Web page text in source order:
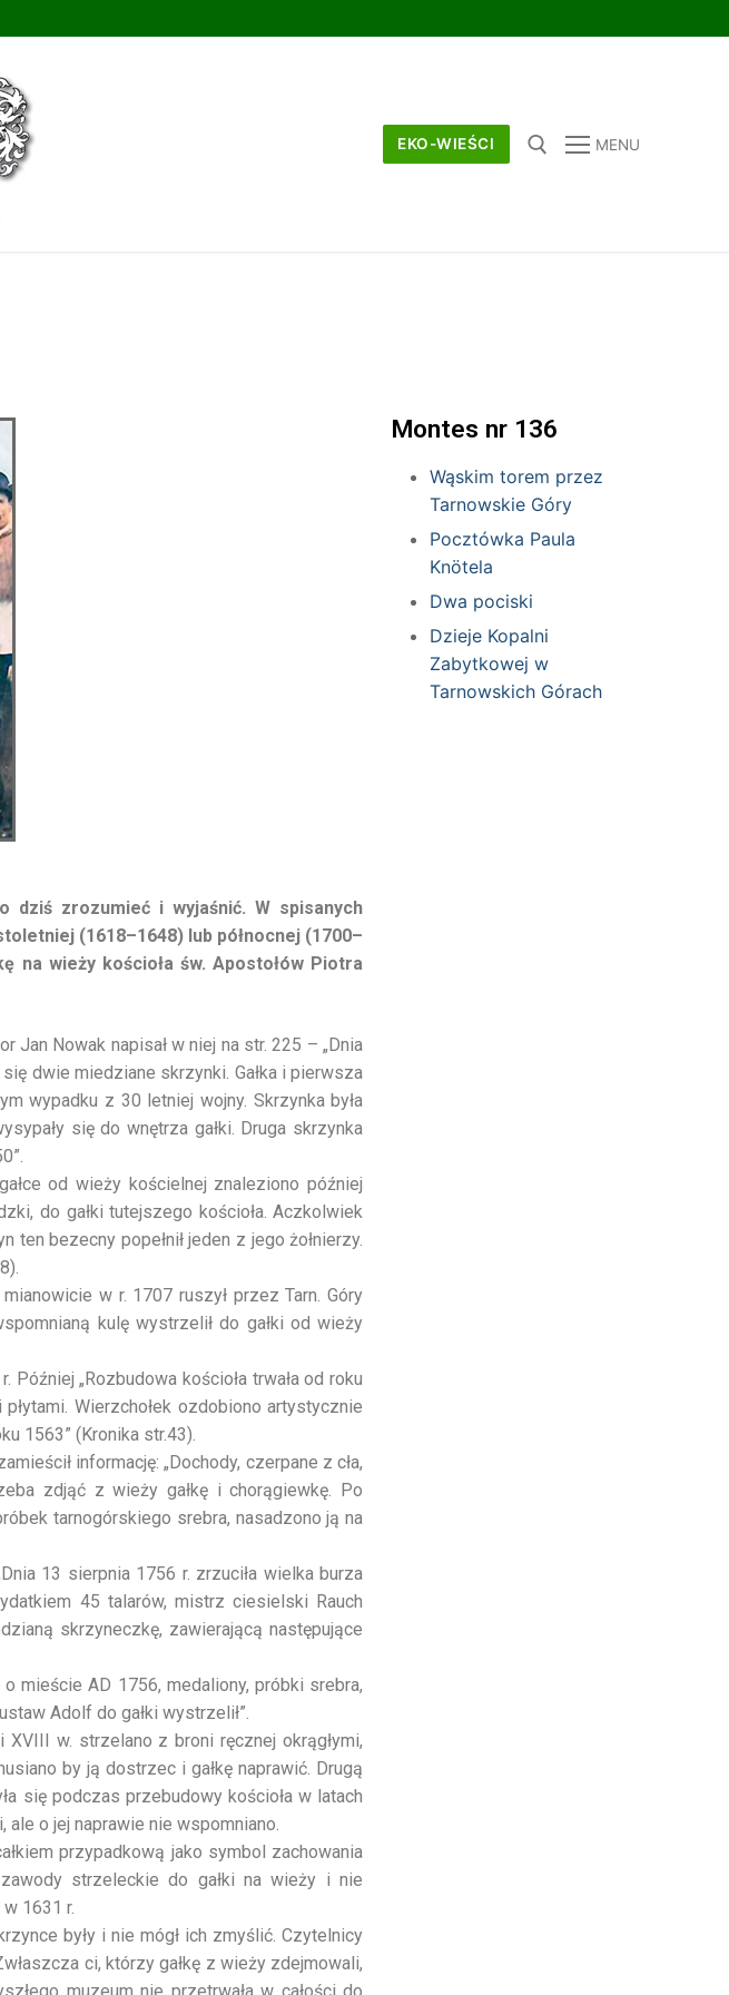
EKO-WIEŚCI MENU
zrozumieć i wyjaśnić. W spisanych
(1618–1648) lub północnej (1700–
na wieży kościoła św. Apostołów Piotra
Nowak napisał w niej na str. 225 – „Dnia
dwie miedziane skrzynki. Gałka i pierwsza
wypadku z 30 letniej wojny. Skrzynka była
się do wnętrza gałki. Druga skrzynka
od wieży kościelnej znaleziono później
do gałki tutejszego kościoła. Aczkolwiek
ten bezecny popełnił jeden z jego żołnierzy.
w r. 1707 ruszył przez Tarn. Góry
kulę wystrzelił do gałki od wieży
„Rozbudowa kościoła trwała od roku
Wierzchołek ozdobiono artystycznie
1563” (Kronika str.43).
informację: „Dochody, czerpane z cła,
zdjąć z wieży gałkę i chorągiewkę. Po
tarnogórskiego srebra, nasadzono ją na
13 sierpnia 1756 r. zrzuciła wielka burza
45 talarów, mistrz ciesielski Rauch
skrzyneczkę, zawierającą następujące
mieście AD 1756, medaliony, próbki srebra,
Adolf do gałki wystrzelił”.
w. strzelano z broni ręcznej okrągłymi,
by ją dostrzec i gałkę naprawić. Drugą
się podczas przebudowy kościoła w latach
o jej naprawie nie wspomniano.
przypadkową jako symbol zachowania
strzeleckie do gałki na wieży i nie
1631 r.
były i nie mógł ich zmyślić. Czytelnicy
ci, którzy gałkę z wieży zdejmowali,
muzeum nie przetrwała w całości do
Montes nr 136
Wąskim torem przez
Tarnowskie Góry
Pocztówka Paula
Knötela
Dwa pociski
Dzieje Kopalni
Zabytkowej w
Tarnowskich Górach